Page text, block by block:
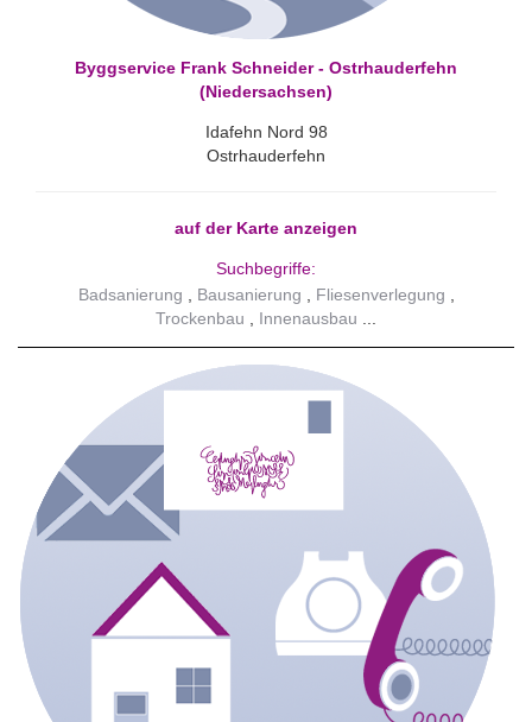
Byggservice Frank Schneider - Ostrhauderfehn
(Niedersachsen)
Idafehn Nord 98
Ostrhauderfehn
auf der Karte anzeigen
Suchbegriffe:
Badsanierung
Bausanierung
Fliesenverlegung
Trockenbau
Innenausbau